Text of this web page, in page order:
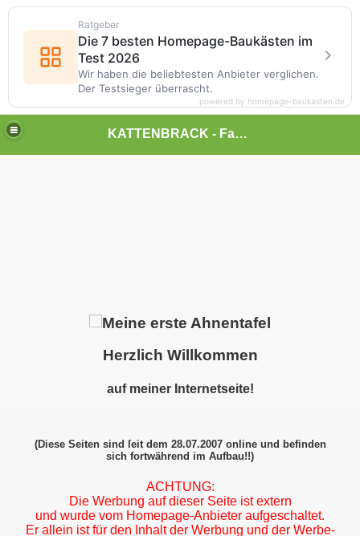
KATTENBRACK - Familienforschung Klüsekamp
Herzlich Willkommen
auf meiner Internetseite!
(Diese Seiten sind ſeit dem 28.07.2007 online und befinden
sich fortwährend im Aufbau!!)
ACHTUNG:
Die Werbung auf dieser Seite ist extern
und wurde vom Homepage-Anbieter aufgeschaltet.
Er allein ist für den Inhalt der Werbung und der Werbe-
Ratgeber
Die 7 besten Homepage-Baukästen im
Test 2026
Wir haben die beliebtesten Anbieter verglichen.
Der Testsieger überrascht.
powered by homepage-baukasten.de